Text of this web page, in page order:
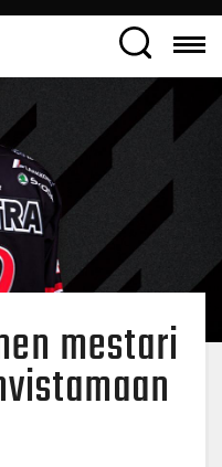
mestari